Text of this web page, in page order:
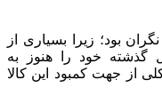
بود؛ زیرا بسیاری از
گذشته خود را هنوز به
از جهت کمبود این کالا